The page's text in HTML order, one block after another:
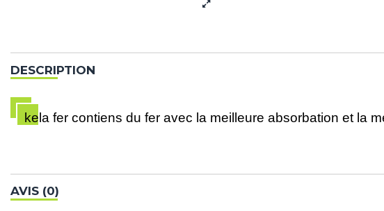
DESCRIPTION
kela fer contiens du fer avec la meilleure absorbation et la
AVIS (0)